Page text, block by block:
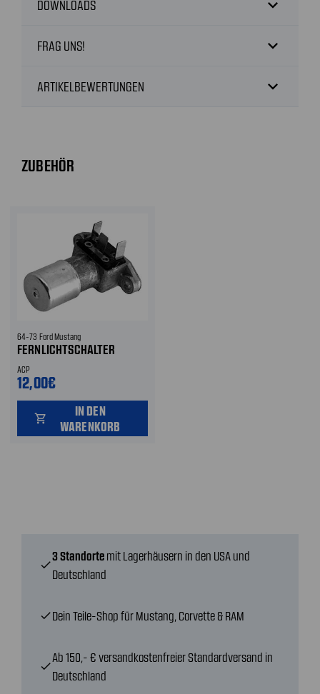
DOWNLOADS expand_more
FRAG UNS! expand_more
ARTIKELBEWERTUNGEN expand_more
ZUBEHÖR
64-73 Ford Mustang
FERNLICHTSCHALTER
ACP
12,00€
shopping_cart
IN DEN
WARENKORB
check
3 Standorte mit Lagerhäusern in den USA und
Deutschland
checkDein Teile-Shop für Mustang, Corvette & RAM
check
Ab 150,- € versandkostenfreier Standardversand in
Deutschland